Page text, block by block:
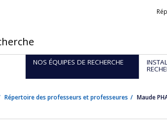
NOS ÉQUIPES DE RECHERCHE
Répertoire des professeurs et professeures Maude